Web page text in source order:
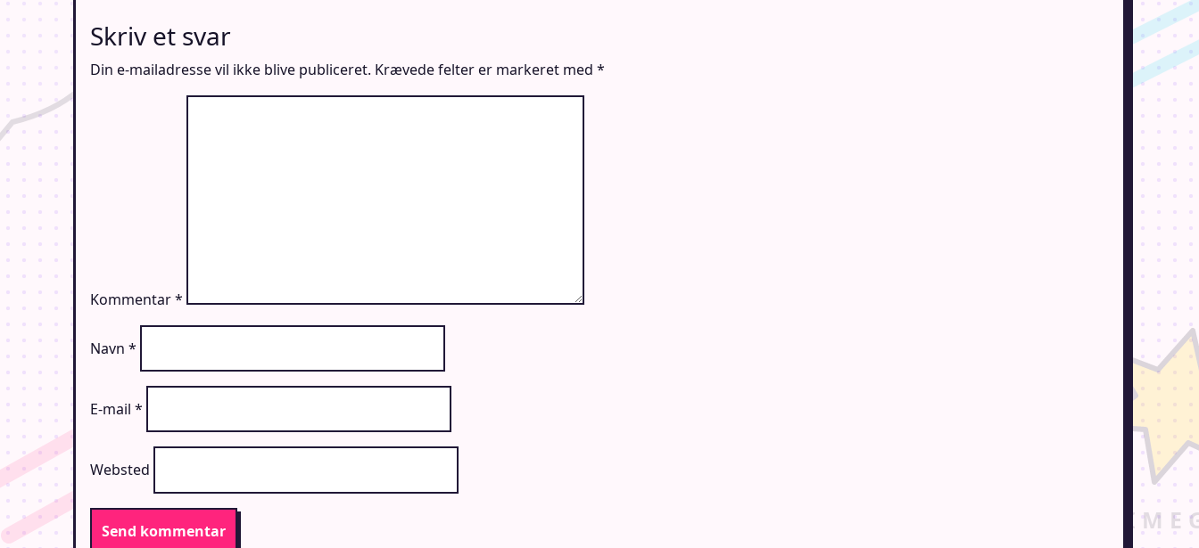
Skriv et svar
Din e-mailadresse vil ikke blive publiceret. Krævede felter er markeret med *
Kommentar*
Navn *
E-mail *
Websted